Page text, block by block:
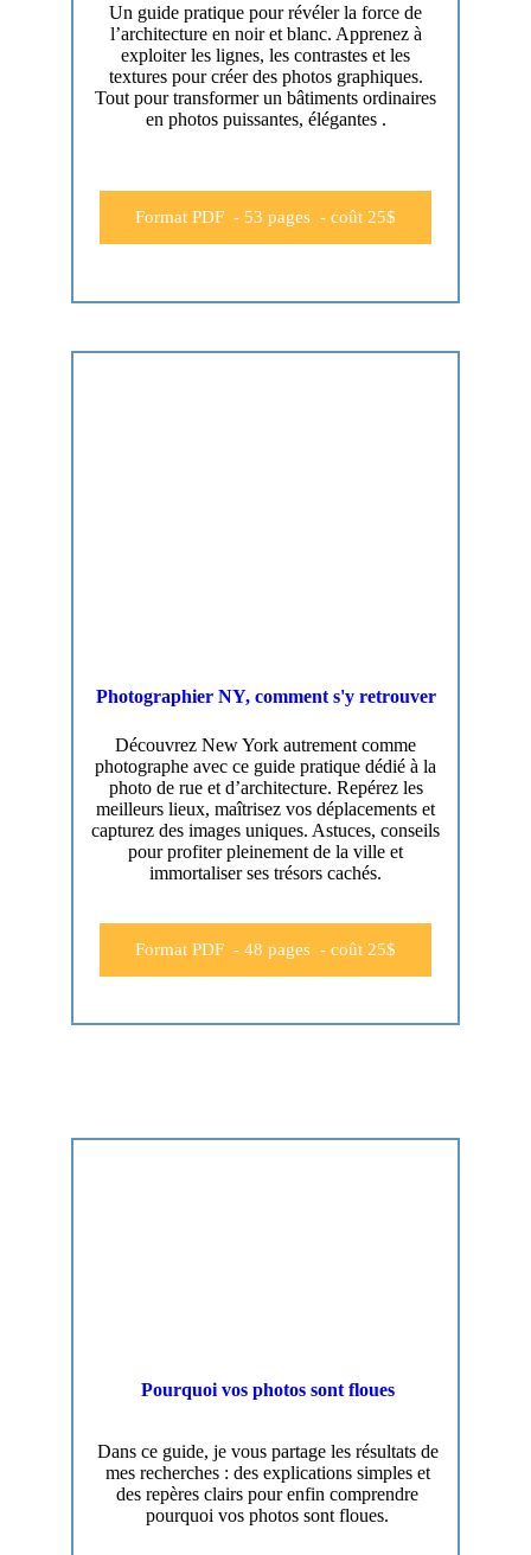
Un guide pratique pour révéler la force de
l’architecture en noir et blanc. Apprenez à
exploiter les lignes, les contrastes et les
textures pour créer des photos graphiques.
Tout pour transformer un bâtiments ordinaires
en photos puissantes, élégantes .
Format PDF - 53 pages - coût 25$
Photographier NY, comment s'y retrouver
Découvrez New York autrement comme
photographe avec ce guide pratique dédié à la
photo de rue et d’architecture. Repérez les
meilleurs lieux, maîtrisez vos déplacements et
capturez des images uniques. Astuces, conseils
pour profiter pleinement de la ville et
immortaliser ses trésors cachés.
Format PDF - 48 pages - coût 25$
Pourquoi vos photos sont floues
Dans ce guide, je vous partage les résultats de
mes recherches : des explications simples et
des repères clairs pour enfin comprendre
pourquoi vos photos sont floues.